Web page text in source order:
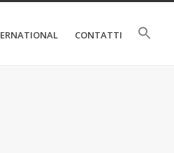
CONTATTI